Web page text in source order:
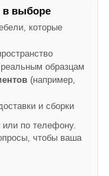
в выборе
которые
образцам
(например,
и сборки
или по телефону.
чтобы ваша